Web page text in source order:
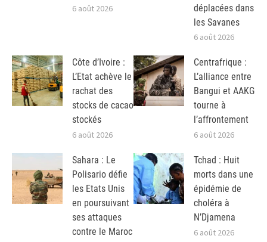
6 août 2026
déplacées dans
les Savanes
6 août 2026
Côte d’Ivoire :
L’Etat achève le
rachat des
stocks de cacao
stockés
6 août 2026
Centrafrique :
L’alliance entre
Bangui et AAKG
tourne à
l’affrontement
6 août 2026
Sahara : Le
Polisario défie
les Etats Unis
en poursuivant
ses attaques
contre le Maroc
Tchad : Huit
morts dans une
épidémie de
choléra à
N’Djamena
6 août 2026